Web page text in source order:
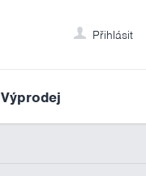
Přihlásit
Výprodej